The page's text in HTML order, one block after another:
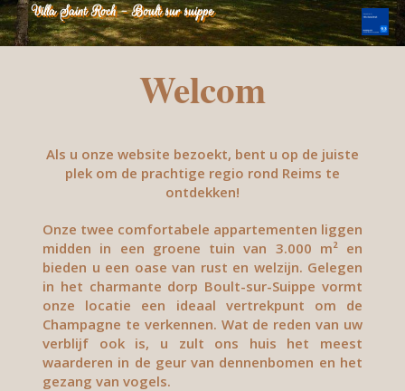
Villa Saint Roch - Boult sur suippe
Welcom
Als u onze website bezoekt, bent u op de juiste
plek om de prachtige regio rond Reims te
ontdekken!
Onze twee comfortabele appartementen liggen
midden in een groene tuin van 3.000 m² en
bieden u een oase van rust en welzijn. Gelegen
in het charmante dorp Boult-sur-Suippe vormt
onze locatie een ideaal vertrekpunt om de
Champagne te verkennen. Wat de reden van uw
verblijf ook is, u zult ons huis het meest
waarderen in de geur van dennenbomen en het
gezang van vogels.